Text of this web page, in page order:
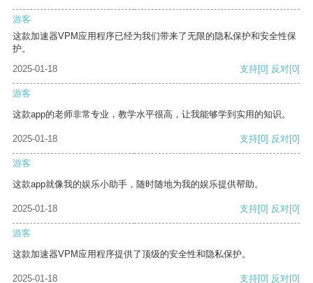
游客
这款加速器VPM应用程序已经为我们带来了无限的隐私保护和安全性保
护。
2025-01-18
支持[0] 反对[0]
游客
这款app的老师非常专业，教学水平很高，让我能够学到实用的知识。
2025-01-18 支持[0] 反对[0]
游客
这款app就像我的娱乐小助手，随时随地为我的娱乐提供帮助。
2025-01-18 支持[0] 反对[0]
游客
这款加速器VPM应用程序提供了顶级的安全性和隐私保护。
2025-01-18 支持[0] 反对[0]